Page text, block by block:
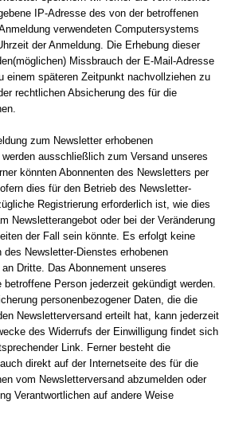
IP-Adresse des von der betroffenen
verwendeten Computersystems
der Anmeldung. Die Erhebung dieser
Missbrauch der E-Mail-Adresse
einem späteren Zeitpunkt nachvollziehen zu
rechtlichen Absicherung des für die
zum Newsletter erhobenen
ausschließlich zum Versand unseres
könnten Abonnenten des Newsletters per
dies für den Betrieb des Newsletter-
Registrierung erforderlich ist, wie dies
Newsletterangebot oder bei der Veränderung
der Fall sein könnte. Es erfolgt keine
des Newsletter-Dienstes erhobenen
Dritte. Das Abonnement unseres
Person jederzeit gekündigt werden.
personenbezogener Daten, die die
Newsletterversand erteilt hat, kann jederzeit
des Widerrufs der Einwilligung findet sich
Link. Ferner besteht die
direkt auf der Internetseite des für die
vom Newsletterversand abzumelden oder
Verantwortlichen auf andere Weise